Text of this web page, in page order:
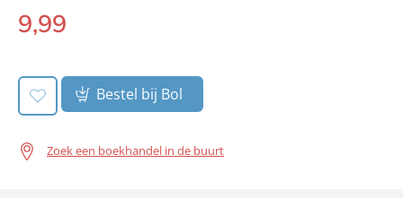
Verschijningsdatum:
E-
9,99
Bestel bij Bol
Zoek een boekhandel in de buurt